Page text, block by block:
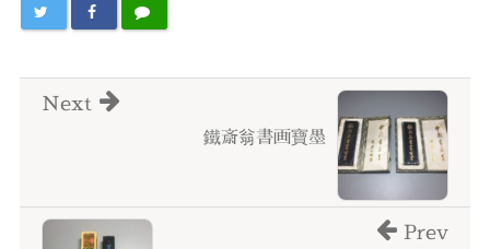
鐵斎翁書画寶墨
Next
Prev